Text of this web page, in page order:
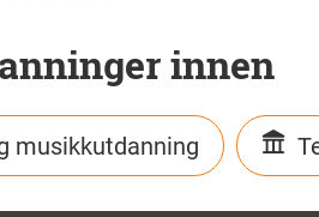
innen
musikkutdanning